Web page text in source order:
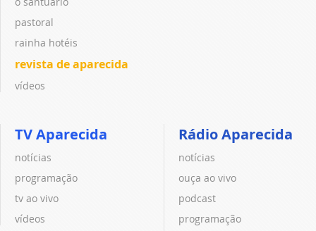
pastoral
rainha hotéis
revista de aparecida
vídeos
TV Aparecida
notícias
programação
tv ao vivo
vídeos
Rádio Aparecida
notícias
ouça ao vivo
podcast
programação